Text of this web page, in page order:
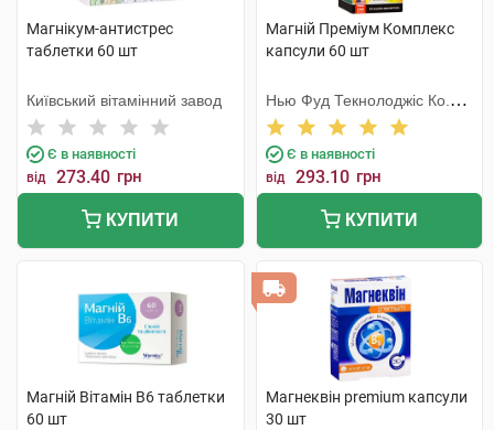
Магнікум-антистрес
таблетки 60 шт
Київський вітамінний завод
Є в наявності
від 273.40 грн
КУПИТИ
Магній Преміум Комплекс
капсули 60 шт
Нью Фуд Текнолоджіс Ко.
Лтд
Є в наявності
від 293.10 грн
КУПИТИ
Магній Вітамін В6 таблетки
60 шт
Магнеквін premium капсули
30 шт